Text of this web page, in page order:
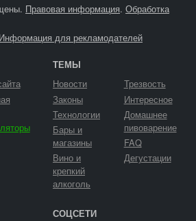
Правовая информация. Обработка
Информация для рекламодателей
ТЕМЫ
Новости
Законы
Технологии
Бары и
магазины
Вино и
крепкий
алкоголь
Трезвость
Интересное
Домашнее
пивоварение
FAQ
Дегустации
СОЦСЕТИ